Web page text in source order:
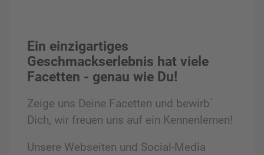
Ein einzigartiges
Geschmackserlebnis hat viele
Facetten - genau wie Du!
Zeige uns Deine Facetten und bewirb´
Dich, wir freuen uns auf ein Kennenlernen!
Unsere Webseiten und Social-Media